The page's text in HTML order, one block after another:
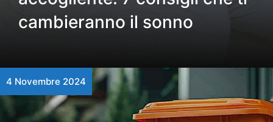
cambieranno il sonno
4 Novembre 2024